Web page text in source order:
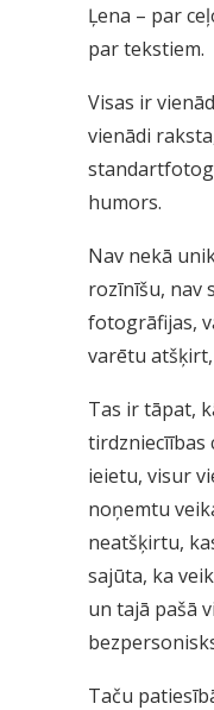
Ļena – par
par tekstiem.
Visas ir
vienādi
humors.
Nav nekā
rozīnīšu, nav
fotogrāfijas,
varētu
Tas ir tāpat,
tirdzniecīības
ieietu, visur
noņemtu
neatšķirtu,
sajūta, ka
un tajā pašā
Taču